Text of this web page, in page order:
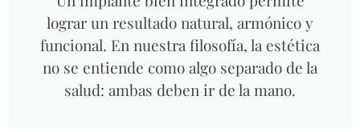
lograr un resultado natural, armónico y
funcional. En nuestra filosofía, la estética
no se entiende como algo separado de la
salud: ambas deben ir de la mano.